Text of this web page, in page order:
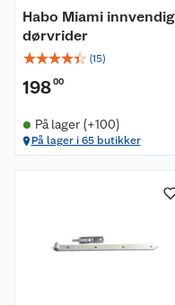
Habo Miami innvendig
dørvrider
☆☆☆☆☆ (15)
19800
På lager (+100)
På lager i 65 butikker